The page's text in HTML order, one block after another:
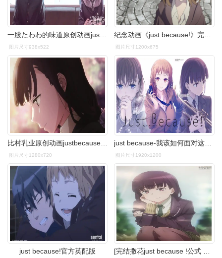
一股たわわ的味道原创动画justbecause公开预告角色设定
图片尺寸938x522
纪念动画《just because!》完结,声优寄语公布
图片尺寸1200x675
图片尺寸1280x720 图片尺寸1920x1200
just because!官方英配版